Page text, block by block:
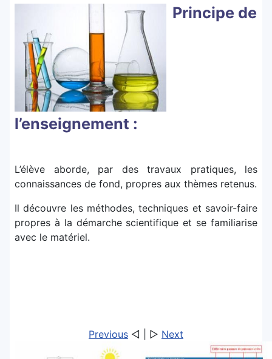
Principe de
l’enseignement :
L’élève aborde, par des travaux pratiques, les
connaissances de fond, propres aux thèmes retenus.
Il découvre les méthodes, techniques et savoir-faire
propres à la démarche scientifique et se familiarise
avec le matériel.
Previous ◁ | ▷ Next